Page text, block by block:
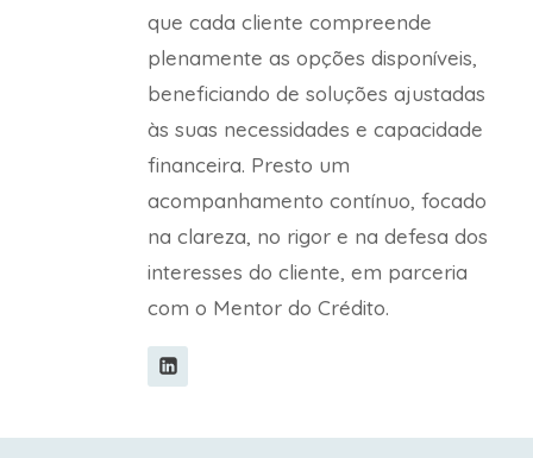
que cada cliente compreende
plenamente as opções disponíveis,
beneficiando de soluções ajustadas
às suas necessidades e capacidade
financeira. Presto um
acompanhamento contínuo, focado
na clareza, no rigor e na defesa dos
interesses do cliente, em parceria
com o Mentor do Crédito.